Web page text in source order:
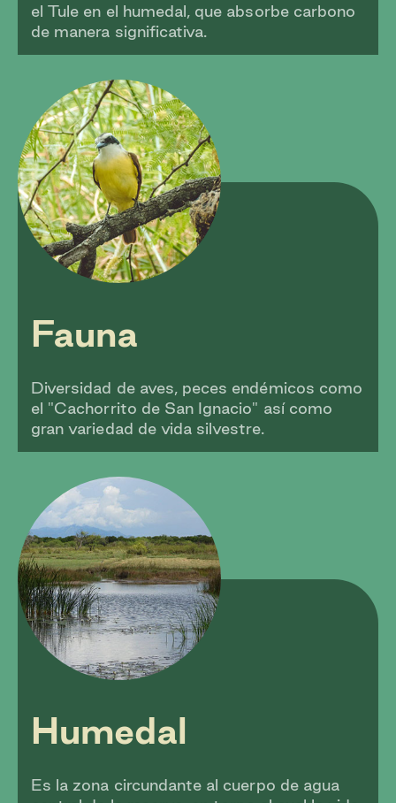
el Tule en el humedal, que absorbe carbono
de manera significativa.
Fauna
Diversidad de aves, peces endémicos como
el "Cachorrito de San Ignacio" así como
gran variedad de vida silvestre.
Humedal
Es la zona circundante al cuerpo de agua